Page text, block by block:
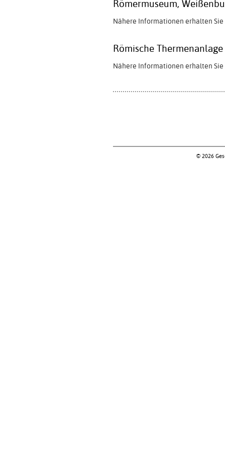
Römermuseum,
Nähere Informationen erhalten
Römische
Nähere Informationen erhalten
© 2026